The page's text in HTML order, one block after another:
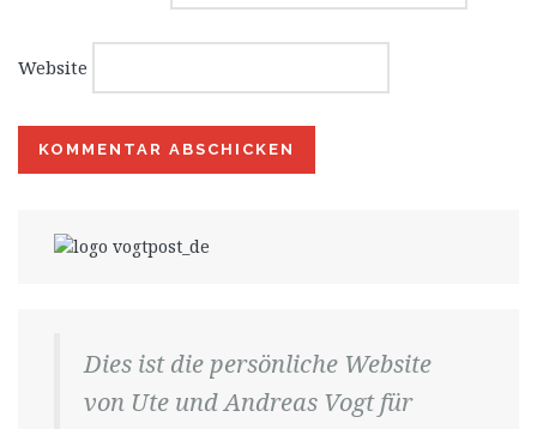
Website
Dies ist die persönliche Website
von Ute und Andreas Vogt für